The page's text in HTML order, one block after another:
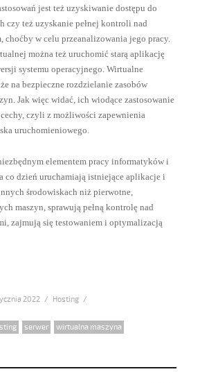
jest też uzyskiwanie dostępu do
czy też uzyskanie pełnej kontroli nad
choćby w celu przeanalizowania jego pracy.
można też uruchomić starą aplikację
systemu operacyjnego. Wirtualne
na bezpieczne rozdzielanie zasobów
Jak więc widać, ich wiodące zastosowanie
czyli z możliwości zapewnienia
uruchomieniowego.
elementem pracy informatyków i
co dzień uruchamiają istniejące aplikacje i
środowiskach niż pierwotne,
maszyn, sprawują pełną kontrolę nad
zajmują się testowaniem i optymalizacją
2022 Categories
Hosting
serwer wirtualna maszyna